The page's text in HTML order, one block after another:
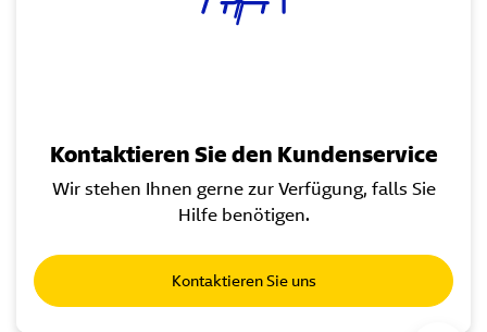
Kontaktieren Sie den Kundenservice
Wir stehen Ihnen gerne zur Verfügung, falls Sie
Hilfe benötigen.
Kontaktieren Sie uns